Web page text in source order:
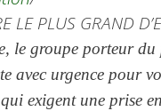
LE PLUS GRAND
le groupe porteur du
avec urgence pour
exigent une prise